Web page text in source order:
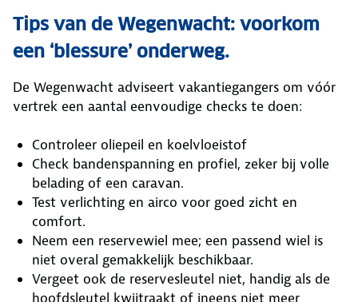
Tips van de Wegenwacht: voorkom
een ‘blessure’ onderweg.
De Wegenwacht adviseert vakantiegangers om vóór
vertrek een aantal eenvoudige checks te doen:
Controleer oliepeil en koelvloeistof
Check bandenspanning en profiel, zeker bij volle
belading of een caravan.
Test verlichting en airco voor goed zicht en
comfort.
Neem een reservewiel mee; een passend wiel is
niet overal gemakkelijk beschikbaar.
Vergeet ook de reservesleutel niet, handig als de
hoofdsleutel kwijtraakt of ineens niet meer